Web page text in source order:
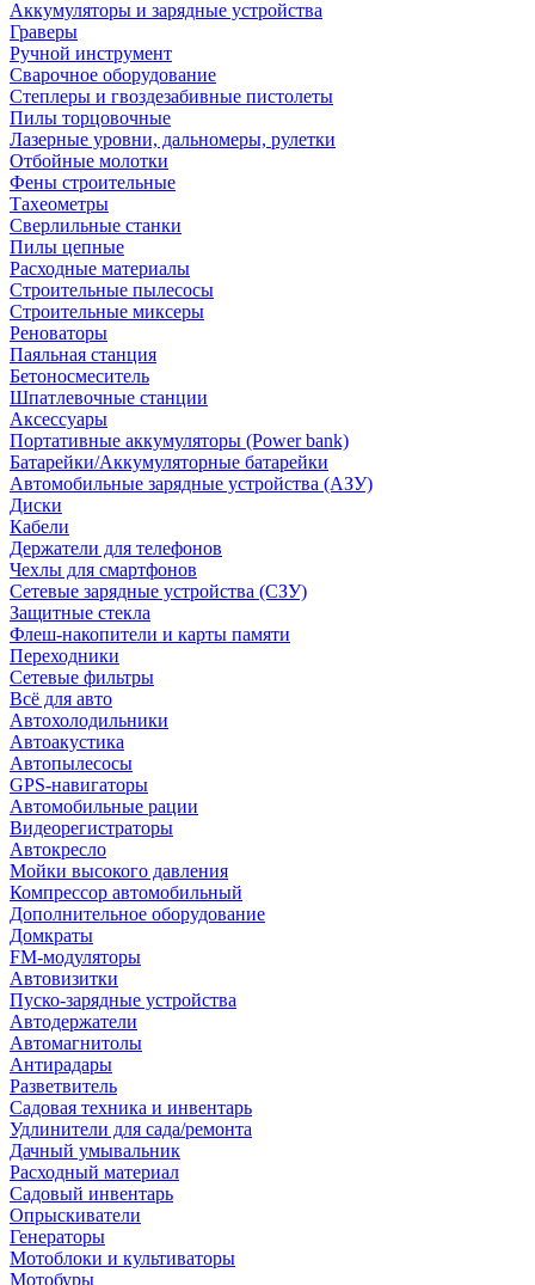
Аккумуляторы и зарядные устройства
Граверы
Ручной инструмент
Сварочное оборудование
Степлеры и гвоздезабивные пистолеты
Пилы торцовочные
Лазерные уровни, дальномеры, рулетки
Отбойные молотки
Фены строительные
Тахеометры
Сверлильные станки
Пилы цепные
Расходные материалы
Строительные пылесосы
Строительные миксеры
Реноваторы
Паяльная станция
Бетоносмеситель
Шпатлевочные станции
Аксессуары
Портативные аккумуляторы (Power bank)
Батарейки/Аккумуляторные батарейки
Автомобильные зарядные устройства (АЗУ)
Диски
Кабели
Держатели для телефонов
Чехлы для смартфонов
Сетевые зарядные устройства (СЗУ)
Защитные стекла
Флеш-накопители и карты памяти
Переходники
Сетевые фильтры
Всё для авто
Автохолодильники
Автоакустика
Автопылесосы
GPS-навигаторы
Автомобильные рации
Видеорегистраторы
Автокресло
Мойки высокого давления
Компрессор автомобильный
Дополнительное оборудование
Домкраты
FM-модуляторы
Автовизитки
Пуско-зарядные устройства
Автодержатели
Автомагнитолы
Антирадары
Разветвитель
Садовая техника и инвентарь
Удлинители для сада/ремонта
Дачный умывальник
Расходный материал
Садовый инвентарь
Опрыскиватели
Генераторы
Мотоблоки и культиваторы
Мотобуры